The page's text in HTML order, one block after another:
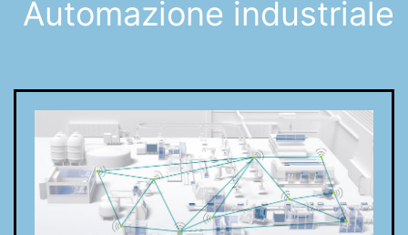
Automazione industriale